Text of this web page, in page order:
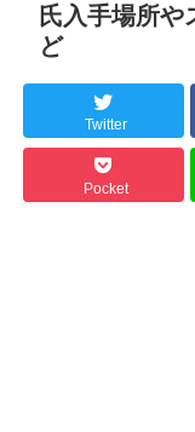
氏入手場所
ど
Twitter
Pocket